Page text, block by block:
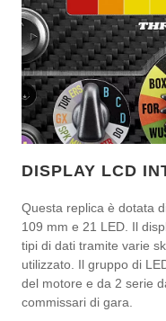
DISPLAY LCD
Questa replica è dotata
109 mm e 21 LED. Il
tipi di dati tramite varie
utilizzato. Il gruppo di
del motore e da 2 serie
commissari di gara.